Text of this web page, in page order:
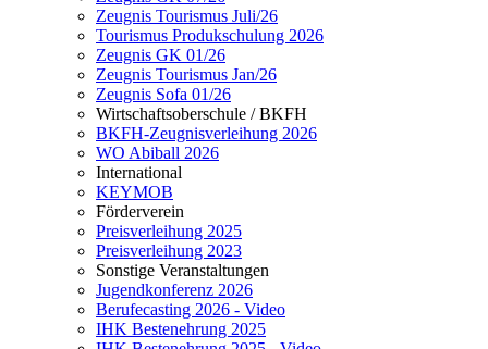
Zeugnis Tourismus Juli/26
Tourismus Produkschulung 2026
Zeugnis GK 01/26
Zeugnis Tourismus Jan/26
Zeugnis Sofa 01/26
Wirtschaftsoberschule / BKFH
BKFH-Zeugnisverleihung 2026
WO Abiball 2026
International
KEYMOB
Förderverein
Preisverleihung 2025
Preisverleihung 2023
Sonstige Veranstaltungen
Jugendkonferenz 2026
Berufecasting 2026 - Video
IHK Bestenehrung 2025